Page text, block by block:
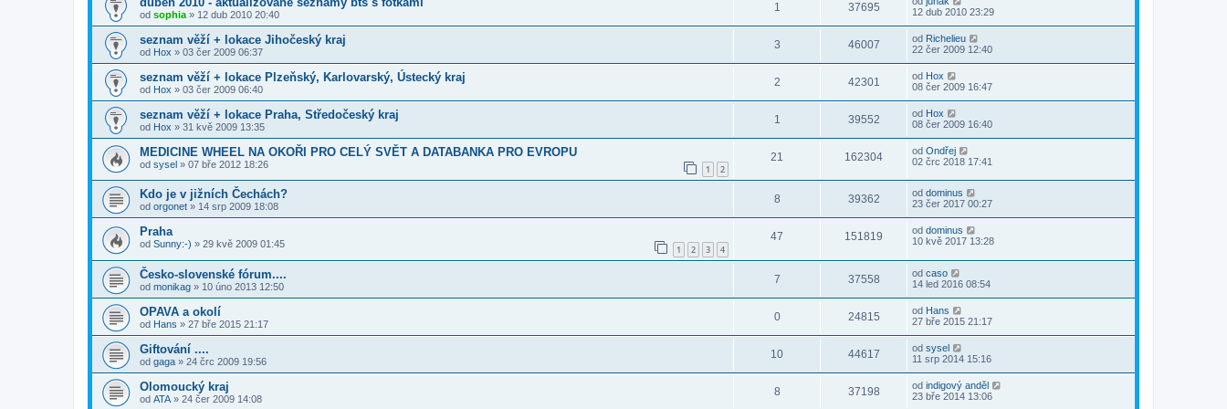
od sophia » 12 dub 2010 20:40
1 37695
12 dub 2010 23:29
seznam věží + lokace Jihočeský kraj
od Hox » 03 čer 2009 06:37
3 46007 od Richelieu
22 čer 2009 12:40
seznam věží + lokace Plzeňský, Karlovarský, Ústecký kraj
od Hox » 03 čer 2009 06:40
2 42301 od Hox
08 čer 2009 16:47
seznam věží + lokace Praha, Středočeský kraj
od Hox » 31 kvě 2009 13:35
1 39552 od Hox
08 čer 2009 16:40
MEDICINE WHEEL NA OKOŘI PRO CELÝ SVĚT A DATABANKA PRO EVROPU
od sysel » 07 bře 2012 18:26 1 2
21 162304 od Ondřej
02 črc 2018 17:41
Kdo je v jižních Čechách?
od orgonet » 14 srp 2009 18:08
8 39362 od dominus
23 čer 2017 00:27
Praha
od Sunny:-) » 29 kvě 2009 01:45 1 2 3 4
47 151819 od dominus
10 kvě 2017 13:28
Česko-slovenské fórum....
od monikag » 10 úno 2013 12:50
7 37558 od caso
14 led 2016 08:54
OPAVA a okolí
od Hans » 27 bře 2015 21:17
0 24815 od Hans
27 bře 2015 21:17
Giftování ....
od gaga » 24 črc 2009 19:56
10 44617 od sysel
11 srp 2014 15:16
Olomoucký kraj
od ATA » 24 čer 2009 14:08
8 37198 od indigový anděl
23 bře 2014 13:06